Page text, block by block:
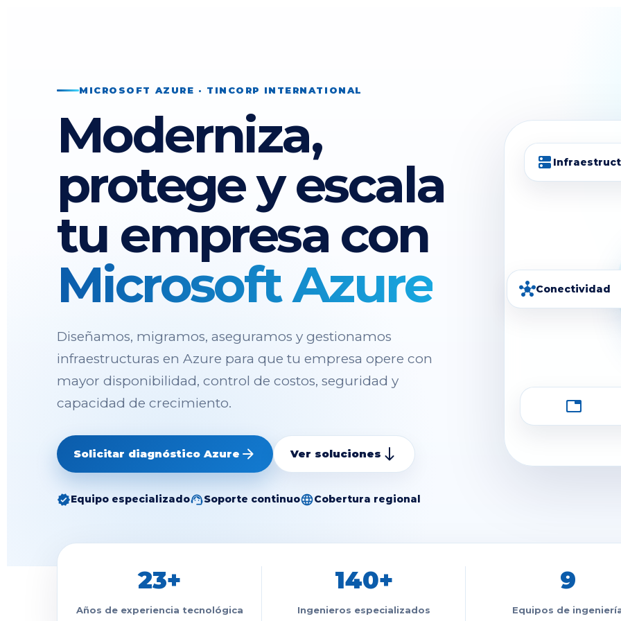
MICROSOFT AZURE · TINCORP INTERNATIONAL
Moderniza,
protege y escala
tu empresa con
Microsoft Azure
Diseñamos, migramos, aseguramos y gestionamos
infraestructuras en Azure para que tu empresa opere con
mayor disponibilidad, control de costos, seguridad y
capacidad de crecimiento.
Solicitar diagnóstico Azure arrow_forward Ver soluciones south
verifiedEquipo especializadosupport_agentSoporte continuolanguageCobertura regional
dns
hubConectividad
23+
Años de experiencia tecnológica
140+
Ingenieros especializados
9
Equipos de